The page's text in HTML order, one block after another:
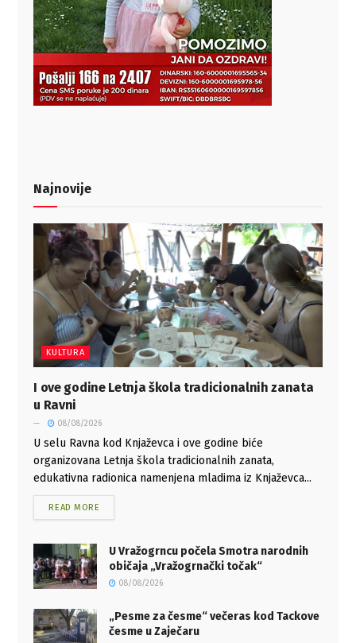
Najnovije
KULTURA
I ove godine Letnja škola tradicionalnih zanata
u Ravni
08/08/2026
U selu Ravna kod Knjaževca i ove godine biće
organizovana Letnja škola tradicionalnih zanata,
edukativna radionica namenjena mladima iz Knjaževca...
READ MORE
U Vražogrncu počela Smotra narodnih
običaja „Vražogrnački točak“
08/08/2026
„Pesme za česme“ večeras kod Tackove
česme u Zaječaru